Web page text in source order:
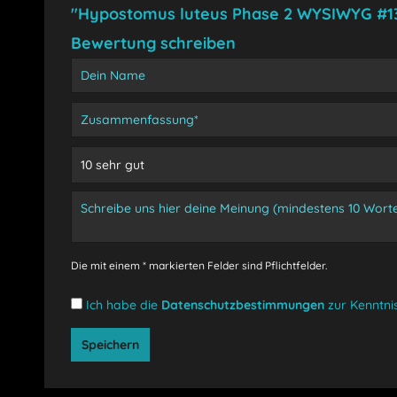
"Hypostomus luteus Phase 2 WYSIWYG
Bewertung schreiben
Die mit einem * markierten Felder sind Pflichtfelder.
Ich habe die Datenschutzbestimmungen zur
Speichern